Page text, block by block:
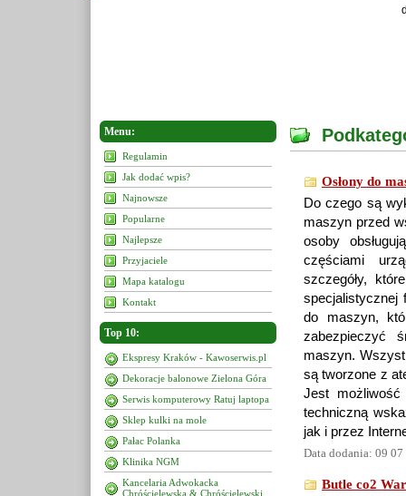
Menu:
Regulamin
Jak dodać wpis?
Najnowsze
Popularne
Najlepsze
Przyjaciele
Mapa katalogu
Kontakt
Top 10:
Ekspresy Kraków - Kawoserwis.pl
Dekoracje balonowe Zielona Góra
Serwis komputerowy Ratuj laptopa
Sklep kulki na mole
Pałac Polanka
Klinika NGM
Kancelaria Adwokacka
Chróścielewska & Chróścielewski
Osłony do
Do czego są
maszyn przed
osoby
częściami
szczegóły,
specjalistycznej
do maszyn,
zabezpieczyć
maszyn.
są tworzone z
Jest możliwość
techniczną
jak i przez
Data dodania: 09
Butle co2